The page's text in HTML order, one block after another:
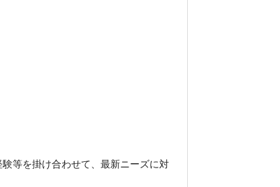
等を掛け合わせて、最新ニーズに対